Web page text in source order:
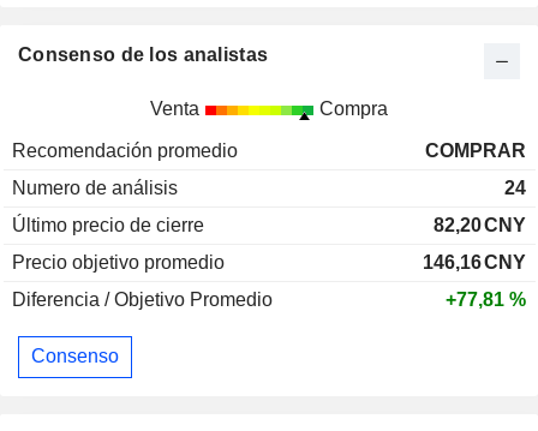
Consenso de los analistas
Venta Compra
Recomendación promedio
COMPRAR
Numero de análisis
24
Último precio de cierre
82,20CNY
Precio objetivo promedio
146,16CNY
Diferencia / Objetivo Promedio
+77,81 %
Consenso